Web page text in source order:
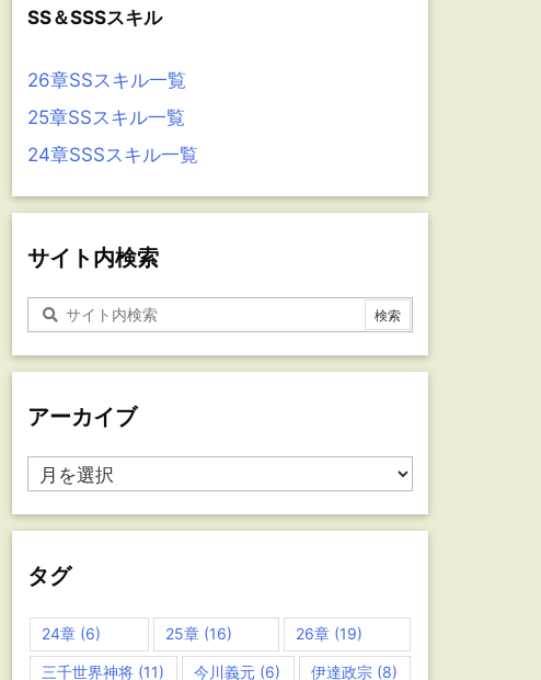
SS＆SSSスキル
26章SSスキル一覧
25章SSスキル一覧
24章SSSスキル一覧
サイト内検索
アーカイブ
ア
ー
カ
ブ
タグ
24章 (6) 25章(16) 26章 (19)
三千世界神将 (11) 今川義元 (6) 伊達政宗(8)